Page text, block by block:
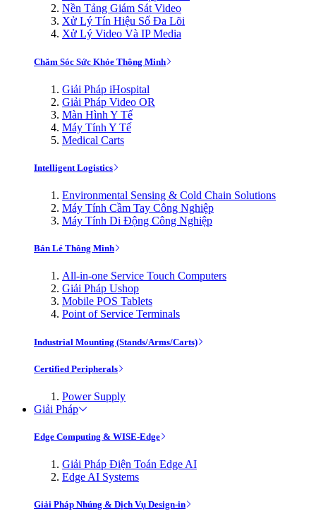
Nền Tảng Giám Sát Video
Xử Lý Tín Hiệu Số Đa Lõi
Xử Lý Video Và IP Media
Chăm Sóc Sức Khỏe Thông Minh
Giải Pháp iHospital
Giải Pháp Video OR
Màn Hình Y Tế
Máy Tính Y Tế
Medical Carts
Intelligent Logistics
Environmental Sensing & Cold Chain Solutions
Máy Tính Cầm Tay Công Nghiệp
Máy Tính Di Động Công Nghiệp
Bán Lẻ Thông Minh
All-in-one Service Touch Computers
Giải Pháp Ushop
Mobile POS Tablets
Point of Service Terminals
Industrial Mounting (Stands/Arms/Carts)
Certified Peripherals
Power Supply
Giải Pháp
Edge Computing & WISE-Edge
Giải Pháp Điện Toán Edge AI
Edge AI Systems
Giải Pháp Nhúng & Dịch Vụ Design-in